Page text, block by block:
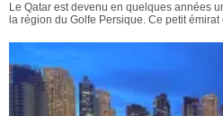
Le Qatar est devenu en quelques années
la région du Golfe Persique. Ce petit